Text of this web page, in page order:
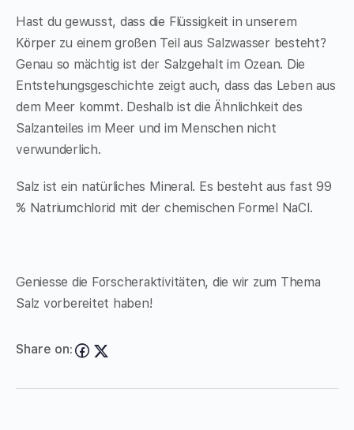
Hast du gewusst, dass die Flüssigkeit in unserem
Körper zu einem großen Teil aus Salzwasser besteht?
Genau so mächtig ist der Salzgehalt im Ozean. Die
Entstehungsgeschichte zeigt auch, dass das Leben aus
dem Meer kommt. Deshalb ist die Ähnlichkeit des
Salzanteiles im Meer und im Menschen nicht
verwunderlich.
Salz ist ein natürliches Mineral. Es besteht aus fast 99
% Natriumchlorid mit der chemischen Formel NaCl.
Geniesse die Forscheraktivitäten, die wir zum Thema
Salz vorbereitet haben!
Share on: